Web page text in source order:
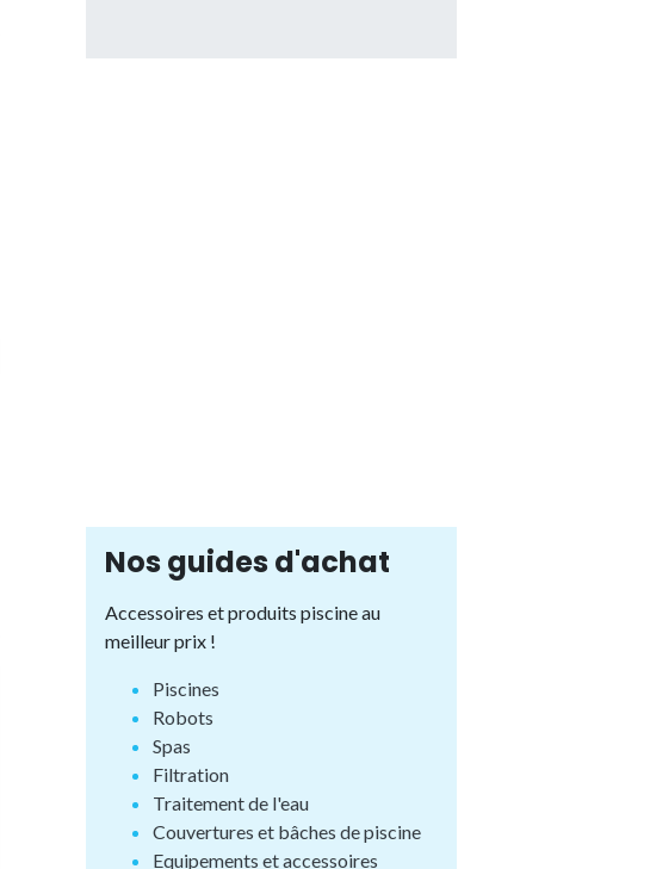
Nos guides d'achat
Accessoires et produits piscine au
meilleur prix !
Piscines
Robots
Spas
Filtration
Traitement de l'eau
Couvertures et bâches de piscine
Equipements et accessoires